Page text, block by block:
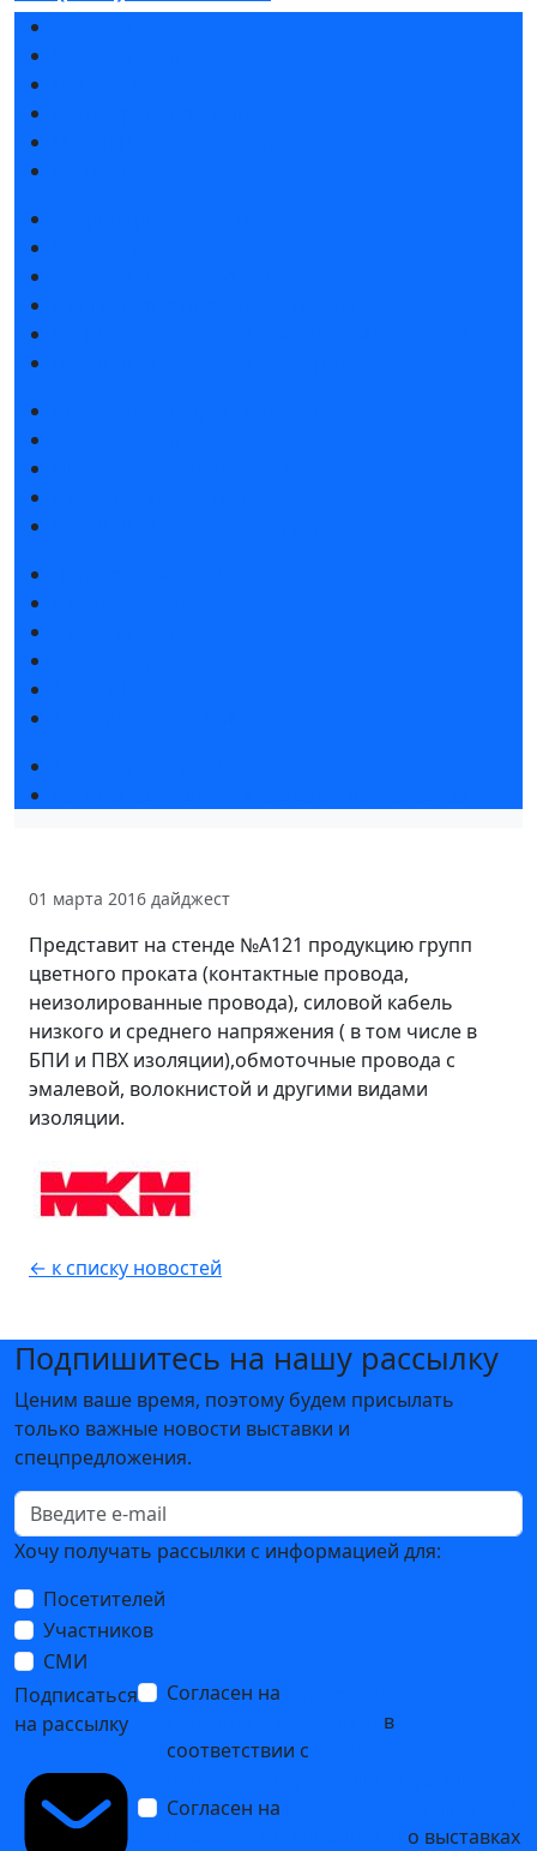
01 марта 2016 дайджест
Представит на стенде №А121 продукцию групп
цветного проката (контактные провода,
неизолированные провода), силовой кабель
низкого и среднего напряжения ( в том числе в
БПИ и ПВХ изоляции),обмоточные провода с
эмалевой, волокнистой и другими видами
изоляции.
← к списку новостей
Подпишитесь на нашу рассылку
Ценим ваше время, поэтому будем присылать
только важные новости выставки и
спецпредложения.
Хочу получать рассылки с информацией для:
Посетителей
Участников
СМИ
Подписаться
на рассылку
Согласен на
в
соответствии с
Согласен на
о выставках